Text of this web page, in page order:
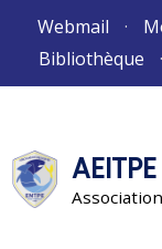
Webmail
Bibliothèque
AEITPE